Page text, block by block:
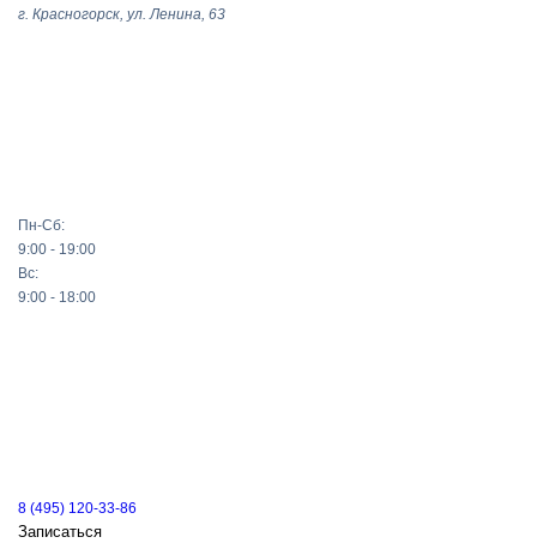
г. Красногорск, ул. Ленина, 63
Пн-Сб:
9:00 - 19:00
Вс:
9:00 - 18:00
8 (495) 120-33-86
Записаться